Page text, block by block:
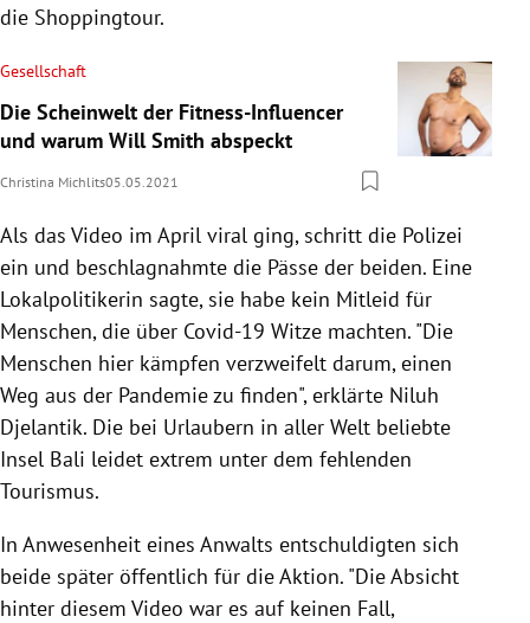
die Shoppingtour.
Gesellschaft
Die Scheinwelt der Fitness-Influencer
und warum Will Smith abspeckt
Christina Michlits05.05.2021
Als das Video im April viral ging, schritt die Polizei
ein und beschlagnahmte die Pässe der beiden. Eine
Lokalpolitikerin sagte, sie habe kein Mitleid für
Menschen, die über Covid-19 Witze machten. "Die
Menschen hier kämpfen verzweifelt darum, einen
Weg aus der Pandemie zu finden", erklärte Niluh
Djelantik. Die bei Urlaubern in aller Welt beliebte
Insel Bali leidet extrem unter dem fehlenden
Tourismus.
In Anwesenheit eines Anwalts entschuldigten sich
beide später öffentlich für die Aktion. "Die Absicht
hinter diesem Video war es auf keinen Fall,